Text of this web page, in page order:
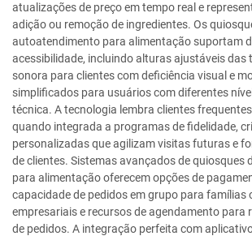
atualizações de preço em tempo real e
adição ou remoção de ingredientes. Os
autoatendimento para alimentação suportam
acessibilidade, incluindo alturas ajustáveis das
sonora para clientes com deficiência visual e
simplificados para usuários com diferentes
técnica. A tecnologia lembra clientes
quando integrada a programas de fidelidade,
personalizadas que agilizam visitas futuras e
de clientes. Sistemas avançados de quiosques
para alimentação oferecem opções de
capacidade de pedidos em grupo para famílias
empresariais e recursos de agendamento para
de pedidos. A integração perfeita com